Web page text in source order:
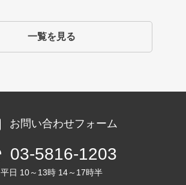
一覧を見る
お問い合わせフォーム
03-5816-1203
平日 10～13時 14～17時半